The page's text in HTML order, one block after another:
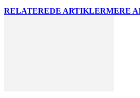
RELATEREDE ARTIKLERMERE